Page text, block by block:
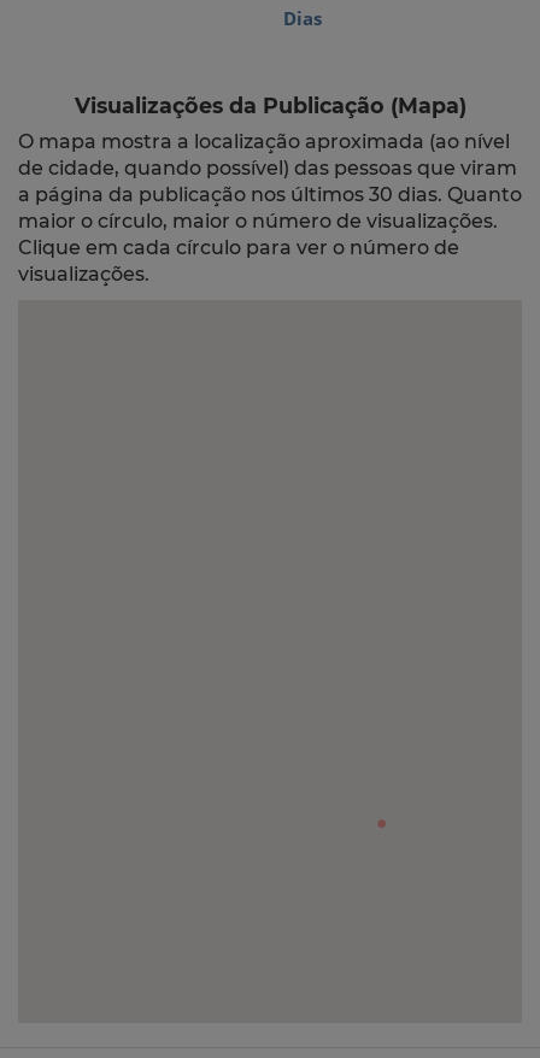
Dias
Visualizações da Publicação (Mapa)
O mapa mostra a localização aproximada (ao nível
de cidade, quando possível) das pessoas que viram
a página da publicação nos últimos 30 dias. Quanto
maior o círculo, maior o número de visualizações.
Clique em cada círculo para ver o número de
visualizações.